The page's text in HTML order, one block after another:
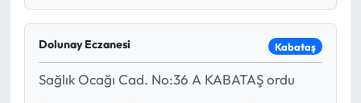
Dolunay Eczanesi Kabataş
Sağlık Ocağı Cad. No:36 A KABATAŞ ordu